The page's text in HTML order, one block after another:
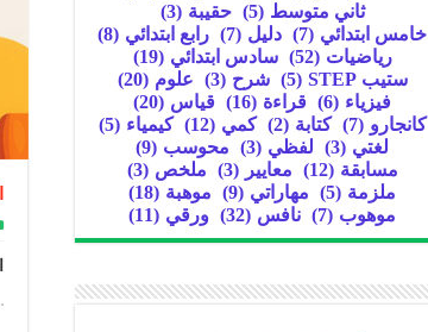
ثاني متوسط (5) حقيبة (3)
خامس ابتدائي (7) دليل (7) رابع ابتدائي (8)
رياضيات (52) سادس ابتدائي (19)
ستيب STEP
(5) شرح (3) علوم (20)
فيزياء (6) قراءة (16) قياس (20)
كانجارو (7) كتابة (2) كمي (12) كيمياء (5)
لغتي (3) لفظي (3) محوسب (9)
مسابقة (12) معايير (3) ملخص (3)
ملزمة (5) مهاراتي (9) موهبة (18)
موهوب (7) نافس (32) ورقي (11)